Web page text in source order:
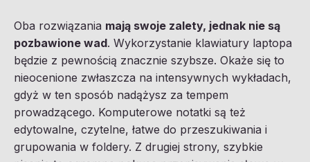
Oba rozwiązania mają swoje zalety, jednak nie są
pozbawione wad. Wykorzystanie klawiatury laptopa
będzie z pewnością znacznie szybsze. Okaże się to
nieocenione zwłaszcza na intensywnych wykładach,
gdyż w ten sposób nadążysz za tempem
prowadzącego. Komputerowe notatki są też
edytowalne, czytelne, łatwe do przeszukiwania i
grupowania w foldery. Z drugiej strony, szybkie